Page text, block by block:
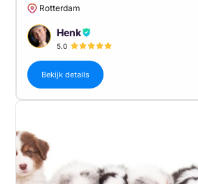
Rotterdam
Henk
5.0
Bekijk details